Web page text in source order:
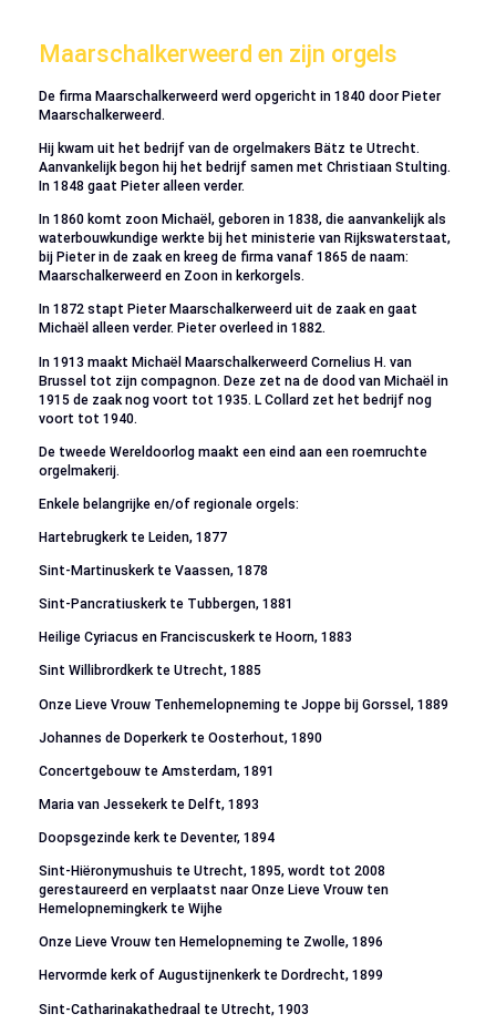
Maarschalkerweerd en zijn orgels
De firma Maarschalkerweerd werd opgericht in 1840 door Pieter
Maarschalkerweerd.
Hij kwam uit het bedrijf van de orgelmakers Bätz te Utrecht.
Aanvankelijk begon hij het bedrijf samen met Christiaan Stulting.
In 1848 gaat Pieter alleen verder.
In 1860 komt zoon Michaël, geboren in 1838, die aanvankelijk als
waterbouwkundige werkte bij het ministerie van Rijkswaterstaat,
bij Pieter in de zaak en kreeg de firma vanaf 1865 de naam:
Maarschalkerweerd en Zoon in kerkorgels.
In 1872 stapt Pieter Maarschalkerweerd uit de zaak en gaat
Michaël alleen verder. Pieter overleed in 1882.
In 1913 maakt Michaël Maarschalkerweerd Cornelius H. van
Brussel tot zijn compagnon. Deze zet na de dood van Michaël in
1915 de zaak nog voort tot 1935. L Collard zet het bedrijf nog
voort tot 1940.
De tweede Wereldoorlog maakt een eind aan een roemruchte
orgelmakerij.
Enkele belangrijke en/of regionale orgels:
Hartebrugkerk te Leiden, 1877
Sint-Martinuskerk te Vaassen, 1878
Sint-Pancratiuskerk te Tubbergen, 1881
Heilige Cyriacus en Franciscuskerk te Hoorn, 1883
Sint Willibrordkerk te Utrecht, 1885
Onze Lieve Vrouw Tenhemelopneming te Joppe bij Gorssel, 1889
Johannes de Doperkerk te Oosterhout, 1890
Concertgebouw te Amsterdam, 1891
Maria van Jessekerk te Delft, 1893
Doopsgezinde kerk te Deventer, 1894
Sint-Hiëronymushuis te Utrecht, 1895, wordt tot 2008
gerestaureerd en verplaatst naar Onze Lieve Vrouw ten
Hemelopnemingkerk te Wijhe
Onze Lieve Vrouw ten Hemelopneming te Zwolle, 1896
Hervormde kerk of Augustijnenkerk te Dordrecht, 1899
Sint-Catharinakathedraal te Utrecht, 1903